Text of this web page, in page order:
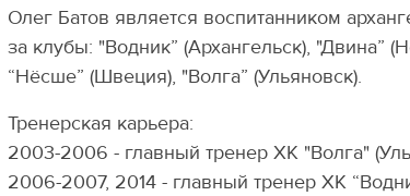
Олег Батов является воспитанником
за клубы: "Водник” (Архангельск), "Двина”
“Нёсше” (Швеция), "Волга” (Ульяновск).
Тренерская карьера:
2003-2006 - главный тренер ХК "Волга"
2006-2007, 2014 - главный тренер ХК